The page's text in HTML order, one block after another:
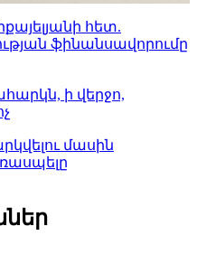
հետ.
ֆինանսավորումը
ի վերջո,
մասին